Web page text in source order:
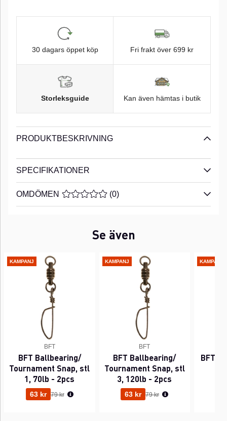
30 dagars öppet köp Fri frakt över 699 kr
Storleksguide Kan även hämtas i butik
PRODUKTBESKRIVNING
SPECIFIKATIONER
OMDÖMEN MEDELBETYG 0 AV 5 ANTAL BETYG 0
(0)
Se även
KAMPANJ
BFT
BFT Ballbearing/
Tournament Snap, stl
1, 70lb - 2pcs
63 kr Ordinarie pris:
79 kr
KAMPANJ
BFT
BFT Ballbearing/
Tournament Snap, stl
3, 120lb - 2pcs
63 kr Ordinarie pris:
79 kr
KAMPANJ
BFT